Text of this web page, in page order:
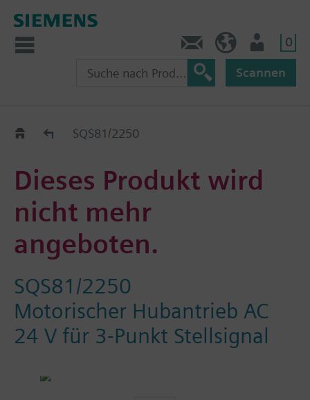
0
Scannen
Old2NewSQS81/2250
Dieses Produkt wird
nicht mehr
angeboten.
SQS81/2250
Motorischer Hubantrieb AC
24 V für 3-Punkt Stellsignal